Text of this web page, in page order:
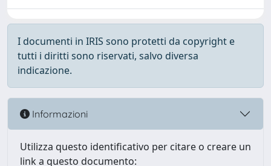
I documenti in IRIS sono protetti da copyright e
tutti i diritti sono riservati, salvo diversa
indicazione.
Informazioni
Utilizza questo identificativo per citare o creare un
link a questo documento: